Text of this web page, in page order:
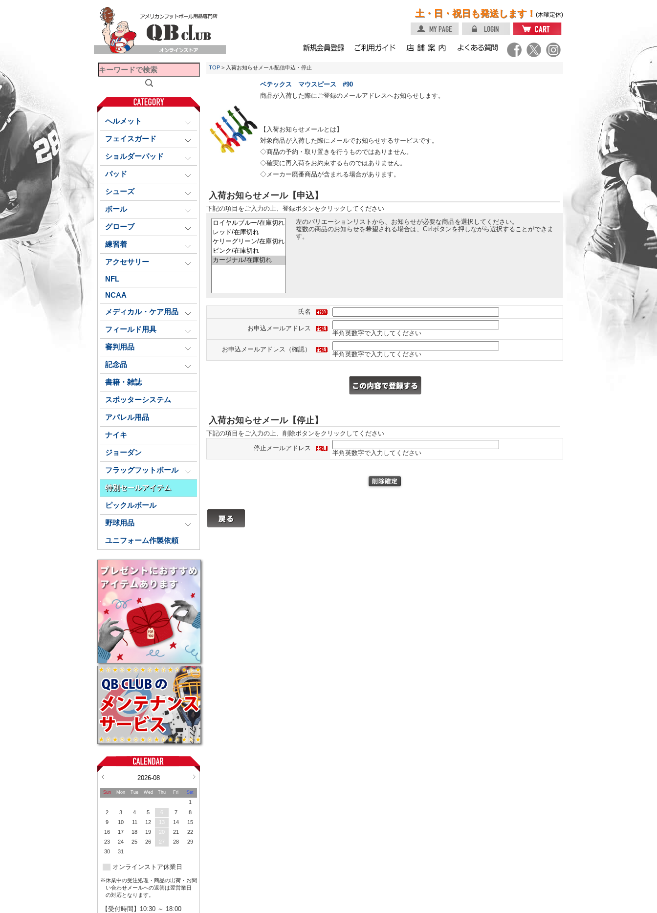
土・日・祝日も発送します！ (木曜定休)
ヘルメット
フェイスガード
ショルダーパッド
パッド
シューズ
ボール
グローブ
練習着
アクセサリー
NFL
NCAA
メディカル・ケア用品
フィールド用具
審判用品
記念品
書籍・雑誌
スポッターシステム
アパレル用品
ナイキ
ジョーダン
フラッグフットボール
特別セールアイテム
ピックルボール
野球用品
ユニフォーム作製依頼
2026-08
Sun Mon Tue Wed Thu Fri Sat
1
2
3 4 5 6 7
8
9
10 11 12 13 14
15
16
17 18 19 20 21
22
23
24 25 26 27 28
29
30
31
オンラインストア休業日
※休業中の受注処理・商品の出荷・お問
い合わせメールへの返答は翌営業日
の対応となります。
【受付時間】10:30 ～ 18:00
TOP > 入荷お知らせメール配信申込・停止
ベテックス マウスピース #90
商品が入荷した際にご登録のメールアドレスへお知らせします。
【入荷お知らせメールとは】
対象商品が入荷した際にメールでお知らせするサービスです。
◇商品の予約・取り置きを行うものではありません。
◇確実に再入荷をお約束するものではありません。
◇メーカー廃番商品が含まれる場合があります。
入荷お知らせメール【申込】
下記の項目をご入力の上、登録ボタンをクリックしてください
左のバリエーションリストから、お知らせが必要な商品を選択してください。
複数の商品のお知らせを希望される場合は、Ctrlボタンを押しながら選択することができま
す。
氏名
お申込メールアドレス
半角英数字で入力してください
お申込メールアドレス（確認）
半角英数字で入力してください
入荷お知らせメール【停止】
下記の項目をご入力の上、削除ボタンをクリックしてください
停止メールアドレス
半角英数字で入力してください